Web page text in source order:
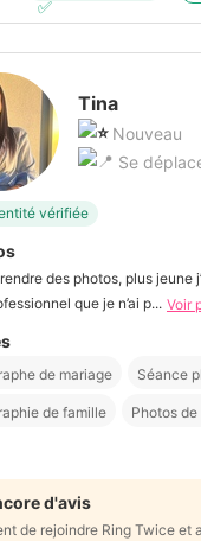
Tina
Nouveau
Se
vérifiée
des photos, plus jeune
que je n’ai p... Voir
de mariage Séance
de famille Photos
d'avis
de rejoindre Ring Twice et